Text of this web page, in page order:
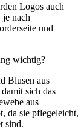
Logos auch
nach
und
wichtig?
Blusen aus
sich das
aus
da sie pflegeleicht,
sind.